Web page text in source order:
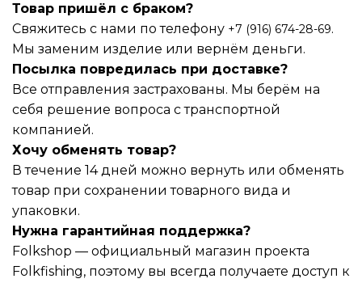
Товар пришёл с браком?
Свяжитесь с нами по телефону +7 (916) 674-28-69.
Мы заменим изделие или вернём деньги.
Посылка повредилась при доставке?
Все отправления застрахованы. Мы берём на
себя решение вопроса с транспортной
компанией.
Хочу обменять товар?
В течение 14 дней можно вернуть или обменять
товар при сохранении товарного вида и
упаковки.
Нужна гарантийная поддержка?
Folkshop — официальный магазин проекта
Folkfishing, поэтому вы всегда получаете доступ к